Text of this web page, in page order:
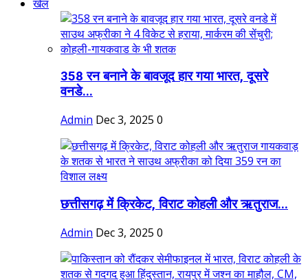
खेल
358 रन बनाने के बावजूद हार गया भारत, दूसरे
वनडे...
Admin Dec 3, 2025 0
छत्तीसगढ़ में क्रिकेट, विराट कोहली और ऋतुराज...
Admin Dec 3, 2025 0